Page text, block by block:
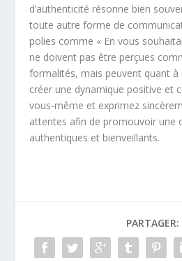
d’authenticité résonne bien
toute autre forme de
polies comme « En vous
ne doivent pas être perçues
formalités, mais peuvent quant à
créer une dynamique positive et
vous-même et exprimez
attentes afin de promouvoir une
authentiques et bienveillants.
PARTAGER: